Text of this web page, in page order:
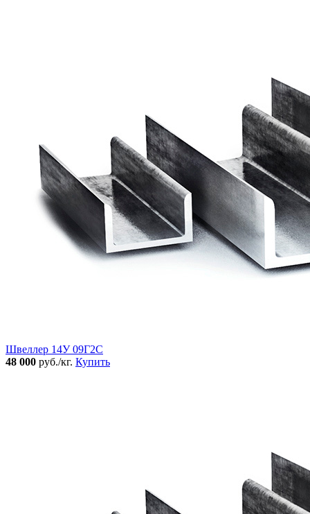
Швеллер 14У 09Г2С
48 000 руб./кг. Купить